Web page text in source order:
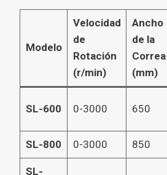
Modelo
Velocidad
de
Rotación
(r/min)
Ancho
de la
Correa
(mm)
SL-600 0-3000 650
SL-800 0-3000 850
SL-